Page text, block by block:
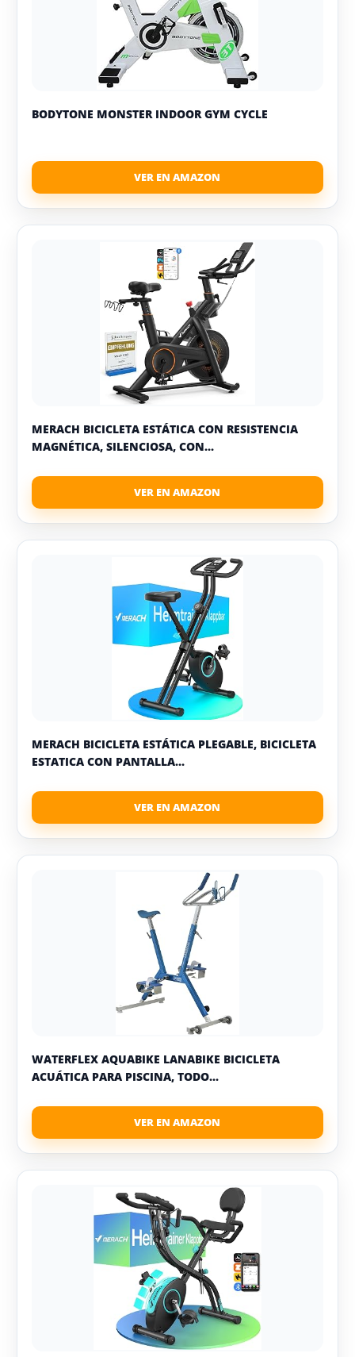
BODYTONE MONSTER INDOOR GYM CYCLE
MERACH BICICLETA ESTÁTICA CON RESISTENCIA
MAGNÉTICA, SILENCIOSA, CON...
MERACH BICICLETA ESTÁTICA PLEGABLE, BICICLETA
ESTATICA CON PANTALLA...
WATERFLEX AQUABIKE LANABIKE BICICLETA
ACUÁTICA PARA PISCINA, TODO...